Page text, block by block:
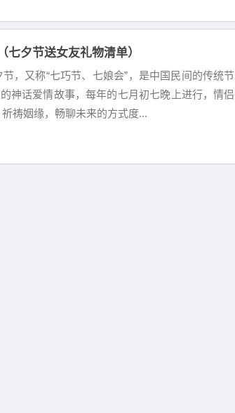
夕节送女友礼物清单）
，又称“七巧节、七娘会”，是中国民间的传统节
神话爱情故事，每年的七月初七晚上进行，情侣
祷姻缘，畅聊未来的方式度...